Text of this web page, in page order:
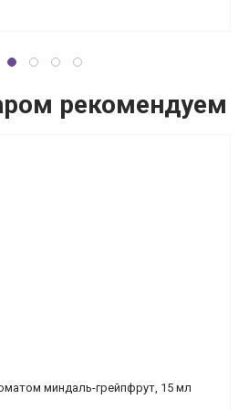
рекомендуем
миндаль-грейпфрут, 15 мл